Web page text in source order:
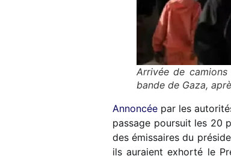
Arrivée de
bande de Gaza,
Annoncée par les
passage poursuit les 20
des émissaires du
ils auraient exhorté le